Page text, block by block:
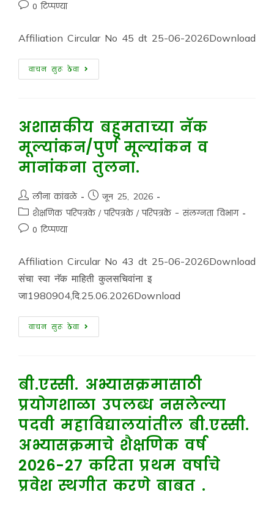
0 टिप्पण्या
Affiliation Circular No 45 dt 25-06-2026Download
वाचन सुरू ठेवा
अशासकीय बहुमताच्या नॅक
मूल्यांकन/पुर्ण मूल्यांकन व
मानांकना तुलना.
लीना कांबळे जून 25, 2026
शैक्षणिक परिपत्रके / परिपत्रके / परिपत्रके - संलग्नता विभाग
0 टिप्पण्या
Affiliation Circular No 43 dt 25-06-2026Download
संचा स्वा नॅक माहिती कुलसचिवांना इ
जा1980904,दि.25.06.2026Download
वाचन सुरू ठेवा
बी.एस्सी. अभ्यासक्रमासाठी
प्रयोगशाळा उपलब्ध नसलेल्या
पदवी महाविद्यालयांतील बी.एस्सी.
अभ्यासक्रमाचे शैक्षणिक वर्ष
2026-27 करिता प्रथम वर्षाचे
प्रवेश स्थगीत करणे बाबत .